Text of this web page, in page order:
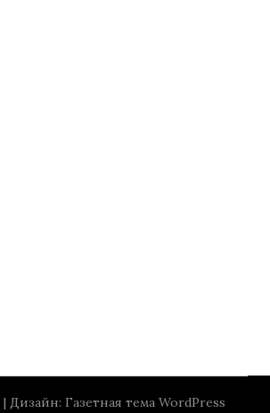
| Дизайн: Газетная тема WordPress